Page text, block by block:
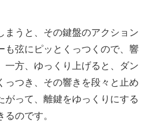
うと、 その鍵盤のアクション
弦にピッとくっつくので、 響
一方、ゆっくり上げると、
ダン
つき、 その響きを段々と止め
がって、 離鍵をゆっくりにする
のです。